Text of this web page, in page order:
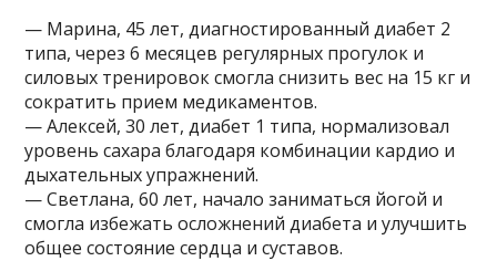
— Марина, 45 лет, диагностированный диабет 2
типа, через 6 месяцев регулярных прогулок и
силовых тренировок смогла снизить вес на 15 кг и
сократить прием медикаментов.
— Алексей, 30 лет, диабет 1 типа, нормализовал
уровень сахара благодаря комбинации кардио и
дыхательных упражнений.
— Светлана, 60 лет, начало заниматься йогой и
смогла избежать осложнений диабета и улучшить
общее состояние сердца и суставов.